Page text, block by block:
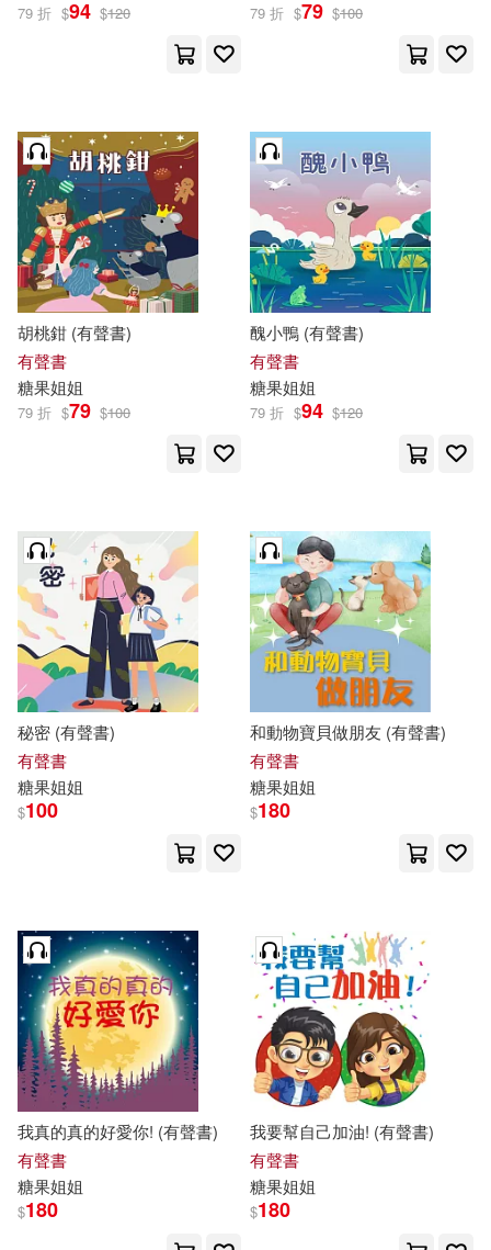
79 折 $94 $120 79 折 $79 $100
胡桃鉗 (有聲書)
有聲書
糖果姐姐
79 折 $79 $100
醜小鴨 (有聲書)
有聲書
糖果姐姐
79 折 $94 $120
秘密 (有聲書)
有聲書
糖果姐姐
$100
和動物寶貝做朋友 (有聲書)
有聲書
糖果姐姐
$180
我真的真的好愛你! (有聲書)
有聲書
糖果姐姐
$180
我要幫自己加油! (有聲書)
有聲書
糖果姐姐
$180